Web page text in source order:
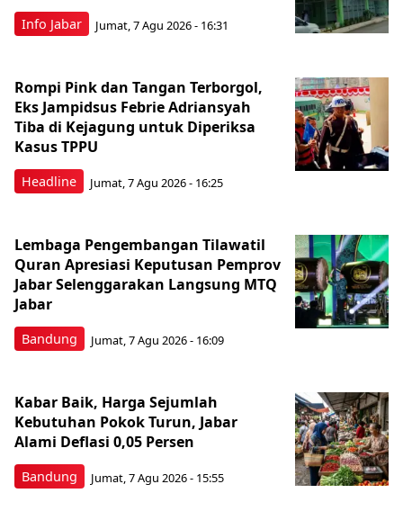
Info Jabar Jumat, 7 Agu 2026 - 16:31
Headline
Rompi Pink dan Tangan Terborgol,
Eks Jampidsus Febrie Adriansyah
Tiba di Kejagung untuk Diperiksa
Kasus TPPU
Jumat, 7 Agu 2026 - 16:25
Bandung
Lembaga Pengembangan Tilawatil
Quran Apresiasi Keputusan Pemprov
Jabar Selenggarakan Langsung MTQ
Jabar
Jumat, 7 Agu 2026 - 16:09
Bandung
Kabar Baik, Harga Sejumlah
Kebutuhan Pokok Turun, Jabar
Alami Deflasi 0,05 Persen
Jumat, 7 Agu 2026 - 15:55